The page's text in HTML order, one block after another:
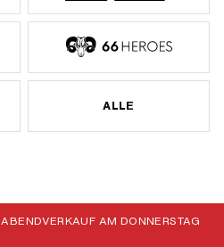
ALLE
ABENDVERKAUF AM DONNERSTAG